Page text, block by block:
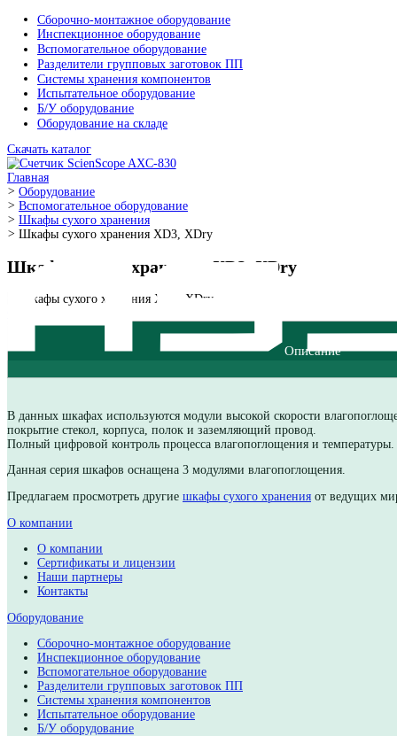
Сборочно-монтажное оборудование
Инспекционное оборудование
Вспомогательное оборудование
Разделители групповых заготовок ПП
Системы хранения компонентов
Испытательное оборудование
Б/У оборудование
Оборудование на складе
Скачать каталог
Главная
> Оборудование
Вспомогательное оборудование
> Шкафы сухого хранения
> Шкафы сухого хранения XD3, XDry
В данных шкафах используются модули высокой скорости
покрытие стекол, корпуса, полок и заземляющий провод.
Полный цифровой контроль процесса влагопоглощения и
Данная серия шкафов оснащена 3 модулями
Предлагаем просмотреть другие
от
О компании
О компании
Сертификаты и лицензии
Наши партнеры
Контакты
Оборудование